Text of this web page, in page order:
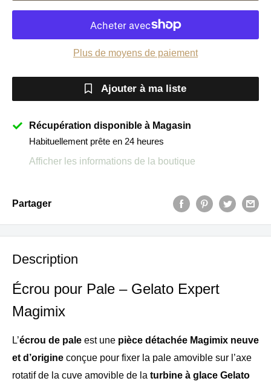
Plus de moyens de paiement
Ajouter à ma liste
Récupération disponible à Magasin
Habituellement prête en 24 heures
Afficher les informations de la boutique
Partager
Description
Écrou pour Pale – Gelato Expert
Magimix
L’écrou de pale est une pièce détachée Magimix neuve
et d’origine conçue pour fixer la pale amovible sur l’axe
rotatif de la cuve amovible de la turbine à glace Gelato